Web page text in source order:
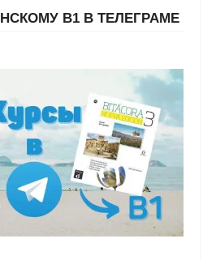
В1 В ТЕЛЕГРАМЕ